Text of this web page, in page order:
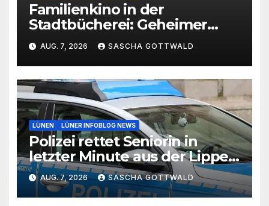
Familienkino in der
Stadtbücherei: Geheimer
Film bei freiem Eintritt
AUG. 7, 2026 SASCHA GOTTWALD
LÜNEN LÜNER INFOBLOG NEWS
Polizei rettet Seniorin in
letzter Minute aus der Lippe
bei Lünen
AUG. 7, 2026 SASCHA GOTTWALD